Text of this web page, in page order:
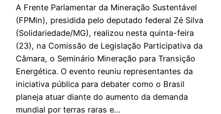
A Frente Parlamentar da Mineração Sustentável
(FPMin), presidida pelo deputado federal Zé Silva
(Solidariedade/MG), realizou nesta quinta-feira
(23), na Comissão de Legislação Participativa da
Câmara, o Seminário Mineração para Transição
Energética. O evento reuniu representantes da
iniciativa pública para debater como o Brasil
planeja atuar diante do aumento da demanda
mundial por terras raras e…